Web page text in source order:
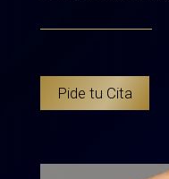
Pide tu Cita